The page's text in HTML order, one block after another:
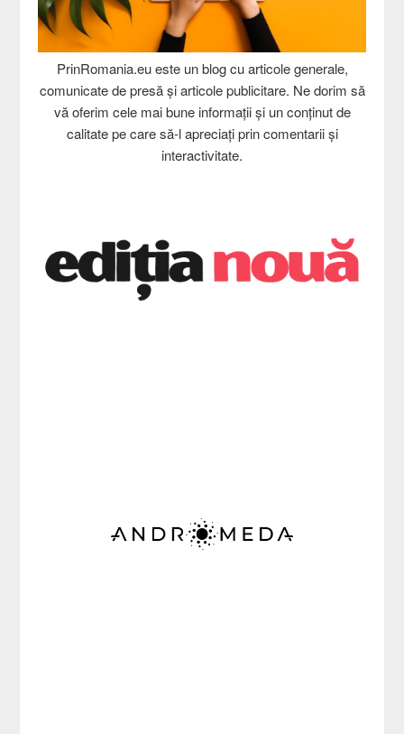
PrinRomania.eu este un blog cu articole generale,
comunicate de presă și articole publicitare. Ne dorim să
vă oferim cele mai bune informații și un conținut de
calitate pe care să-l apreciați prin comentarii și
interactivitate.